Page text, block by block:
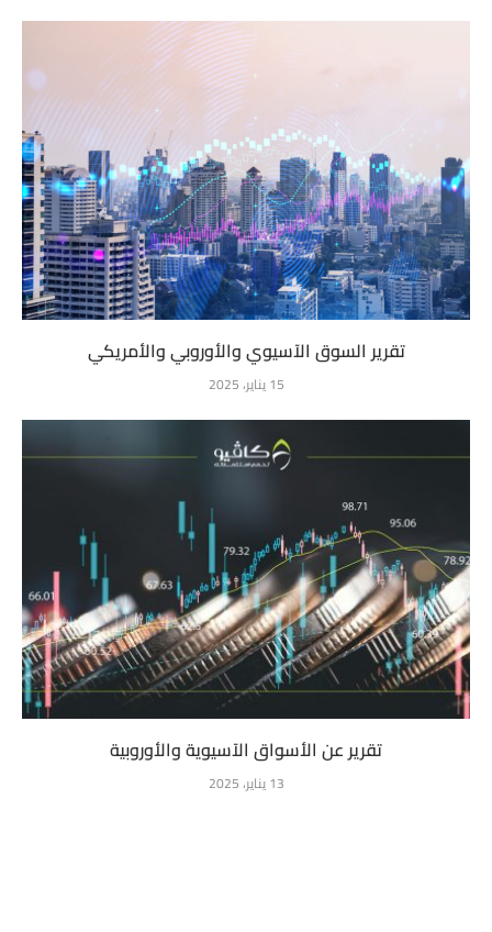
تقرير السوق الآسيوي والأوروبي والأمريكي
15 يناير، 2025
تقرير عن الأسواق الآسيوية والأوروبية
13 يناير، 2025